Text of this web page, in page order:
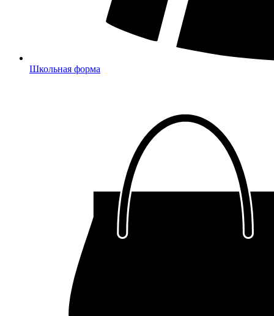
Школьная форма